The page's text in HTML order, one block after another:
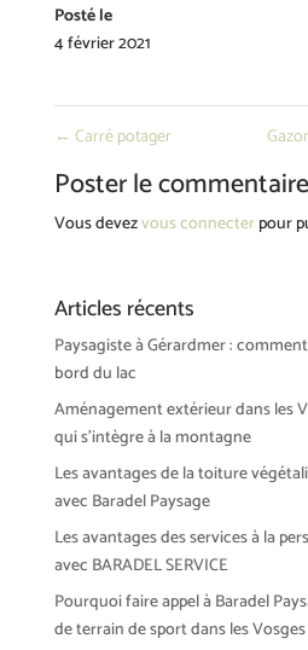
Posté le
4 février 2021
← Carré potager
Poster le commentaire
Vous devezvous connecterpour
Articles récents
Paysagiste à Gérardmer :
bord du lac
Aménagement extérieur dans les
qui s’intègre à la montagne
Les avantages de la toiture
avec Baradel Paysage
Les avantages des services à la
avec BARADEL SERVICE
Pourquoi faire appel à Baradel
de terrain de sport dans les Vosges